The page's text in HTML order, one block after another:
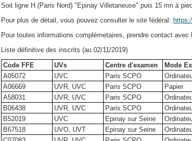
Soit ligne H (Paris Nord) "Epinay Villetaneuse" puis 15 mn à
Pour plus de détail, vous pouvez consulter le site fédéral:
Pour toutes informations complémetaires, prendre contact avec
Liste définitive des inscrits (au 02/11/2019)
Code FFE
UVs Centre d'examen
Mode
A05072
UVC Paris SCPO
A06669
UVR, UVC Paris SCPO
Papier
A58031
UVR, UVC Paris SCPO
B06438
UVR, UVC Paris SCPO
B52019
UVC Epinay sur Seine
B67518
UVO, UVT Epinay sur Seine